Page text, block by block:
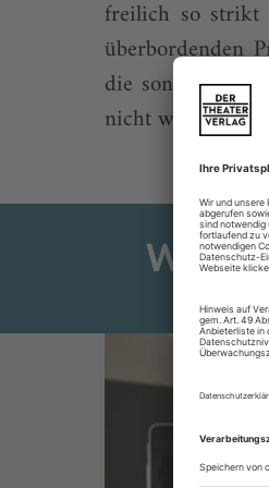
freilich so strikt
überbordenden
die sonstige
nicht wirklich